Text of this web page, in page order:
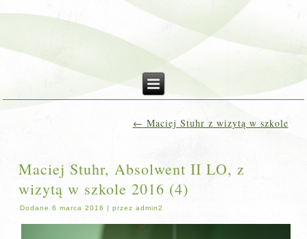
← Maciej Stuhr z wizytą w szkole
Maciej Stuhr, Absolwent II LO, z
wizytą w szkole 2016 (4)
Dodane 6 marca 2016 |przez admin2